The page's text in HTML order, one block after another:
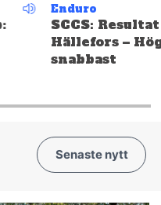
Enduro
SCCS:
Hällefors –
snabbast
Senaste nytt